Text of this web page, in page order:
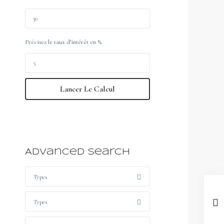
Précisez le taux d’intérêt en %
Lancer Le Calcul
Advanced Search
Types
Types